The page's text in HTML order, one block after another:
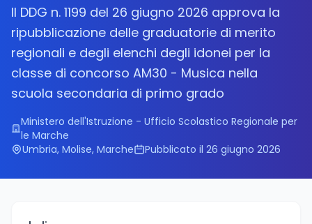
Il DDG n. 1199 del 26 giugno 2026 approva la
ripubblicazione delle graduatorie di merito
regionali e degli elenchi degli idonei per la
classe di concorso AM30 - Musica nella
scuola secondaria di primo grado
Ministero dell'Istruzione - Ufficio Scolastico Regionale per
le Marche
Umbria, Molise, Marche
Pubblicato il 26 giugno 2026